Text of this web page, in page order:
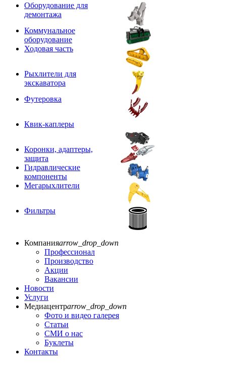
Оборудование для
демонтажа
Коммунальное
оборудование
Ходовая часть
Рыхлители для
экскаватора
Футеровка
Квик-каплеры
Коронки, адаптеры,
защита
Гидравлические
компоненты
Мегарыхлители
Фильтры
Компанияarrow_drop_down
Профессионал
Производство
Акции
Вакансии
Новости
Услуги
Медиацентрarrow_drop_down
Фото и видео галерея
Статьи
СМИ о нас
Буклеты
Контакты